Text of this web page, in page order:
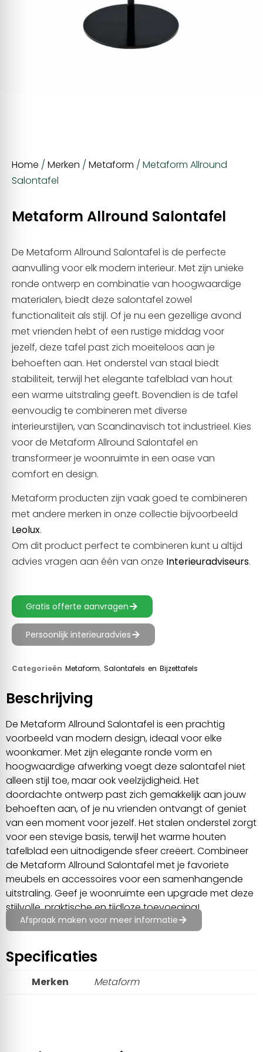
Home /Merken /Metaform / Metaform Allround
Salontafel
Metaform Allround Salontafel
De Metaform Allround Salontafel is de perfecte
aanvulling voor elk modern interieur. Met zijn unieke
ronde ontwerp en combinatie van hoogwaardige
materialen, biedt deze salontafel zowel
functionaliteit als stijl. Of je nu een gezellige avond
met vrienden hebt of een rustige middag voor
jezelf, deze tafel past zich moeiteloos aan je
behoeften aan. Het onderstel van staal biedt
stabiliteit, terwijl het elegante tafelblad van hout
een warme uitstraling geeft. Bovendien is de tafel
eenvoudig te combineren met diverse
interieurstijlen, van Scandinavisch tot industrieel. Kies
voor de Metaform Allround Salontafel en
transformeer je woonruimte in een oase van
comfort en design.
Metaform producten zijn vaak goed te combineren
met andere merken in onze collectie bijvoorbeeld
Leolux.
Om dit product perfect te combineren kunt u altijd
advies vragen aan één van onze Interieuradviseurs.
Gratis offerte aanvragen
Persoonlijk interieuradvies
Categorieën Metaform, Salontafels en Bijzettafels
Beschrijving
De Metaform Allround Salontafel is een prachtig
voorbeeld van modern design, ideaal voor elke
woonkamer. Met zijn elegante ronde vorm en
hoogwaardige afwerking voegt deze salontafel niet
alleen stijl toe, maar ook veelzijdigheid. Het
doordachte ontwerp past zich gemakkelijk aan jouw
behoeften aan, of je nu vrienden ontvangt of geniet
van een moment voor jezelf. Het stalen onderstel zorgt
voor een stevige basis, terwijl het warme houten
tafelblad een uitnodigende sfeer creëert. Combineer
de Metaform Allround Salontafel met je favoriete
meubels en accessoires voor een samenhangende
uitstraling. Geef je woonruimte een upgrade met deze
stijlvolle, praktische en tijdloze toevoeging!
Afspraak maken voor meer informatie
Specificaties
Merken Metaform